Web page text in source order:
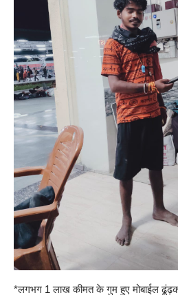
*लगभग 1 लाख कीमत के गुम हुए मोबाईल